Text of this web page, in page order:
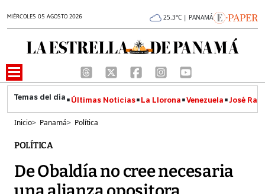
MIÉRCOLES 05 AGOSTO 2026 25.3°C | PANAMÁ
Últimas Noticias La Llorona Venezuela José
Inicio> Panamá> Política
POLÍTICA
De Obaldía no cree necesaria